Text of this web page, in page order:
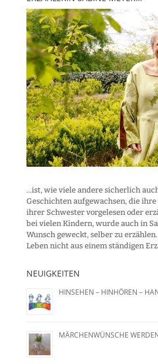
...ist, wie viele andere sicherlich
Geschichten aufgewachsen, die
ihrer Schwester vorgelesen oder
bei vielen Kindern, wurde auch in
Wunsch geweckt, selber zu
Leben nicht aus einem ständigen
NEUIGKEITEN
HINSEHEN – HINHÖREN –
MÄRCHENWÜNSCHE